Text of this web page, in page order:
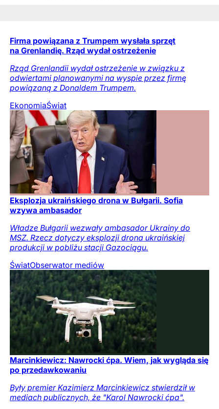
Firma powiązana z Trumpem wysłała sprzęt
na Grenlandię. Rząd wydał ostrzeżenie
Rząd Grenlandii wydał ostrzeżenie w związku z
odwiertami planowanymi na wyspie przez firmę
powiązaną z Donaldem Trumpem.
EkonomiaŚwiat
Eksplozja ukraińskiego drona w Bułgarii. Sofia
wzywa ambasador
Władze Bułgarii wezwały ambasador Ukrainy do
MSZ. Rzecz dotyczy eksplozji drona ukraińskiej
produkcji w pobliżu stacji Gazociągu.
ŚwiatObserwator mediów
Marcinkiewicz: Nawrocki ćpa. Wiem, jak wygląda się
po przedawkowaniu
Były premier Kazimierz Marcinkiewicz stwierdził w
mediach publicznych, że "Karol Nawrocki ćpa".